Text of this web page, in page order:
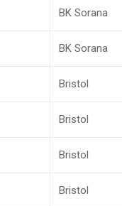
BK Sorana
BK Sorana
Bristol
Bristol
Bristol
Bristol